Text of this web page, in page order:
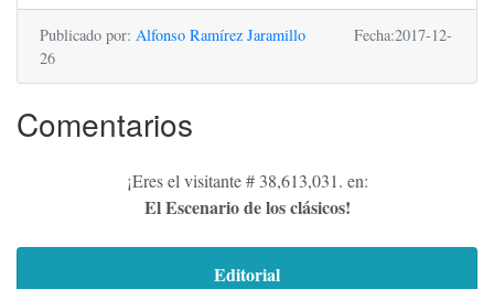
Publicado por: Alfonso Ramírez Jaramillo Fecha:2017-12-
26
Comentarios
¡Eres el visitante # 38,613,031. en:
El Escenario de los clásicos!
Editorial